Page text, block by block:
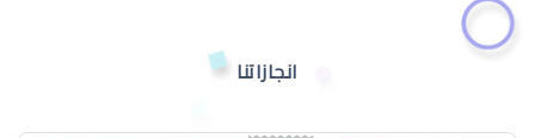
انجازاتنا